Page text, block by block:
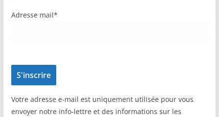
Adresse mail*
Votre adresse e-mail est uniquement utilisée pour vous
envoyer notre info-lettre et des informations sur les